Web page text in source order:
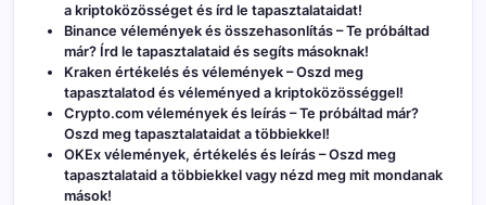
a kriptoközösséget és írd le tapasztalataidat!
Binance vélemények és összehasonlítás – Te próbáltad
már? Írd le tapasztalataid és segíts másoknak!
Kraken értékelés és vélemények – Oszd meg
tapasztalatod és véleményed a kriptoközösséggel!
Crypto.com vélemények és leírás – Te próbáltad már?
Oszd meg tapasztalataidat a többiekkel!
OKEx vélemények, értékelés és leírás – Oszd meg
tapasztalataid a többiekkel vagy nézd meg mit mondanak
mások!